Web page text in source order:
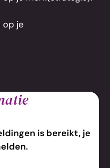
op je
is bereikt, je